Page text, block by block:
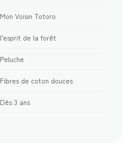
Mon Voisin Totoro
l’esprit de la forêt
Peluche
Fibres de coton douces
Dès 3 ans